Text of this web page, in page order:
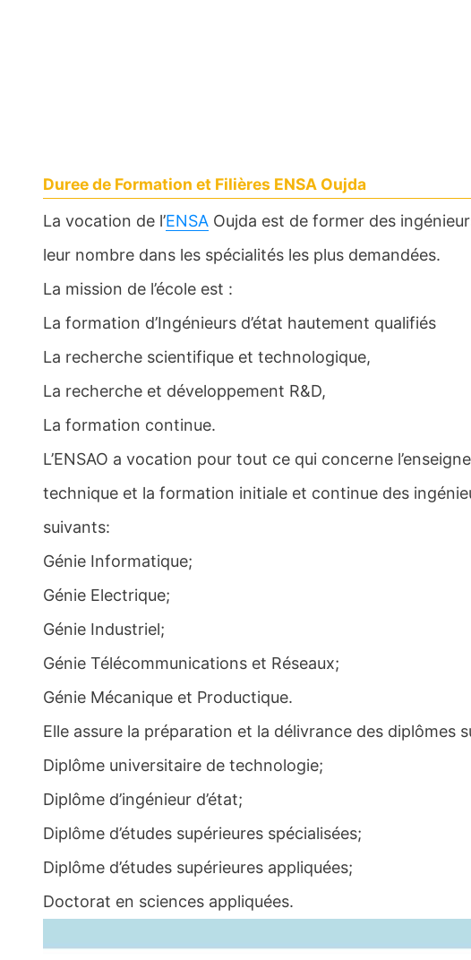
Duree de Formation et Filières ENSA Oujda
La vocation de l’ENSA Oujda est de former des
leur nombre dans les spécialités les plus demandées.
La mission de l’école est :
La formation d’Ingénieurs d’état hautement qualifiés
La recherche scientifique et technologique,
La recherche et développement R&D,
La formation continue.
L’ENSAO a vocation pour tout ce qui concerne
technique et la formation initiale et continue des
suivants:
Génie Informatique;
Génie Electrique;
Génie Industriel;
Génie Télécommunications et Réseaux;
Génie Mécanique et Productique.
Elle assure la préparation et la délivrance des diplômes
Diplôme universitaire de technologie;
Diplôme d’ingénieur d’état;
Diplôme d’études supérieures spécialisées;
Diplôme d’études supérieures appliquées;
Doctorat en sciences appliquées.